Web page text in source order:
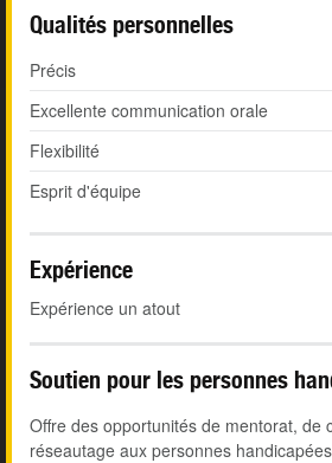
Qualités personnelles
Précis
Excellente communication orale
Flexibilité
Esprit d'équipe
Expérience
Expérience un atout
Soutien pour les personnes
Offre des opportunités de mentorat, de
réseautage aux personnes handicapées